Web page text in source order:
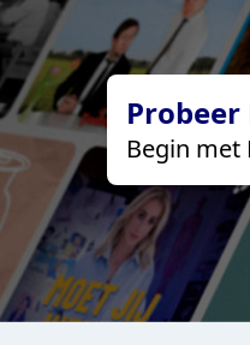
Begin met